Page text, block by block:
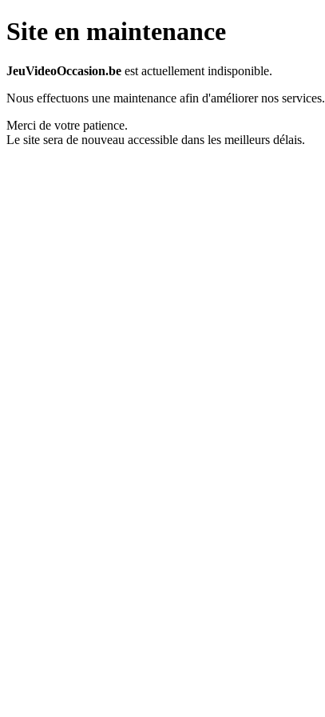
Site en maintenance
JeuVideoOccasion.be est actuellement indisponible.
Nous effectuons une maintenance afin d'améliorer nos services.
Merci de votre patience.
Le site sera de nouveau accessible dans les meilleurs délais.